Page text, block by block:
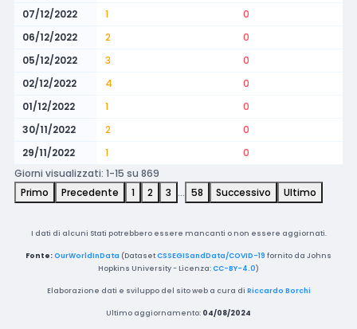
07/12/2022
1
0
06/12/2022
2
0
05/12/2022
3
0
02/12/2022
4
0
01/12/2022
1
0
30/11/2022
2
0
29/11/2022
1
0
Giorni visualizzati: 1-15 su 869
Primo
Precedente 1 2 3 … 58 Successivo Ultimo
I dati di alcuni Stati potrebbero essere mancanti o non essere aggiornati.
Fonte:OurWorldInData (DatasetCSSEGISandData/COVID-19 fornito da Johns
Hopkins University - Licenza:CC-BY-4.0)
Elaborazione dati e sviluppo del sito web a cura di Riccardo Borchi
Ultimo aggiornamento: 04/08/2024